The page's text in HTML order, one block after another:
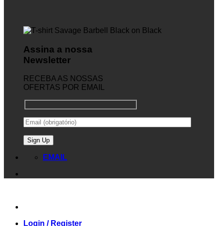
Assina a nossa
Newsletter
RECEBA AS NOSSAS
OFERTAS POR EMAIL
EMAIL
Login / Register